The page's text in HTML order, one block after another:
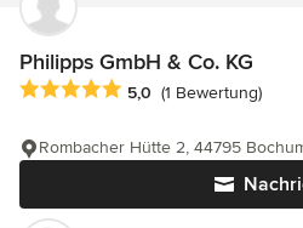
Philipps GmbH & Co. KG
Durchschnittliche Bewertung: 5
5,0 (1 Bewertung)
Rombacher Hütte 2, 44795